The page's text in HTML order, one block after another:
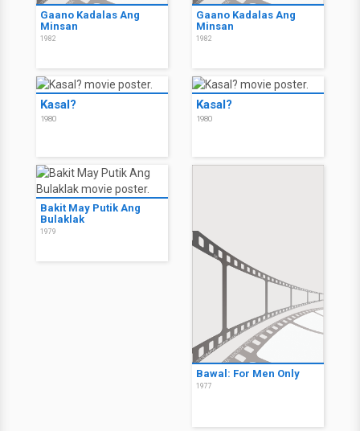
Gaano Kadalas Ang
Minsan
1982
Gaano Kadalas Ang
Minsan
1982
Kasal?
1980
Kasal?
1980
Bakit May Putik Ang
Bulaklak
1979
Bawal: For Men Only
1977